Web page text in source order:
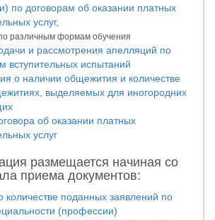
по договорам об оказании платных
услуг,
различным формам обучения
и рассмотрения апелляций по
вступительных испытаний
о наличии общежития и количестве
выделяемых для иногородних
об оказании платных
услуг
размещается начиная со
приема документов:
количестве поданных заявлений по
(профессии)